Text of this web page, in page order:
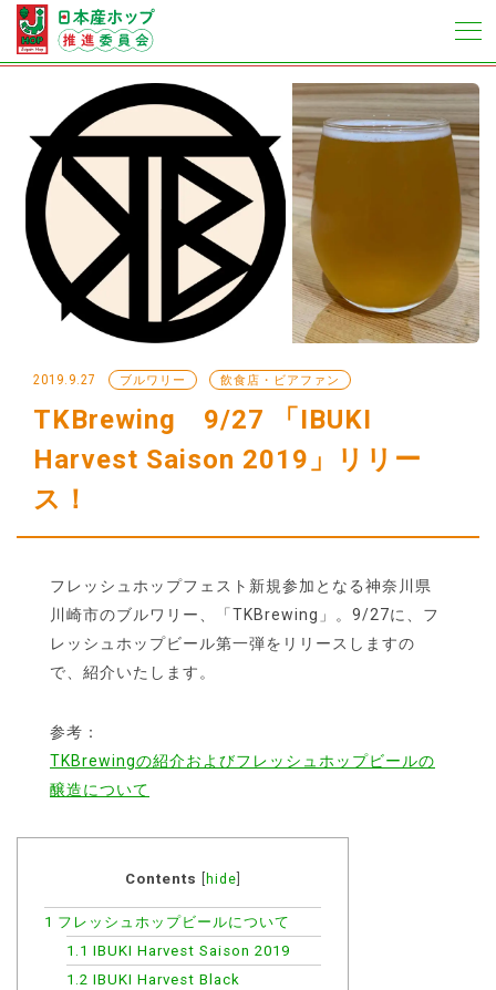
2019.9.27 ブルワリー 飲食店・ビアファン
TKBrewing 9/27 「IBUKI
Harvest Saison 2019」リリー
ス！
フレッシュホップフェスト新規参加となる神奈川県
川崎市のブルワリー、「TKBrewing」。9/27に、フ
レッシュホップビール第一弾をリリースしますの
で、紹介いたします。
参考：
TKBrewingの紹介およびフレッシュホップビールの
醸造について
Contents hide
1 フレッシュホップビールについて
1.1 IBUKI Harvest Saison 2019
1.2 IBUKI Harvest Black